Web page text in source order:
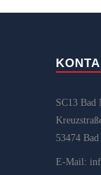
SC13 Bad
53474
E-Mail: